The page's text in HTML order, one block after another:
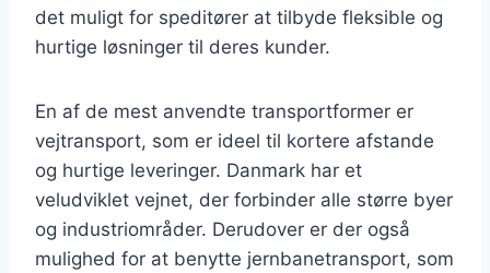
det muligt for speditører at tilbyde fleksible og
hurtige løsninger til deres kunder.
En af de mest anvendte transportformer er
vejtransport, som er ideel til kortere afstande
og hurtige leveringer. Danmark har et
veludviklet vejnet, der forbinder alle større byer
og industriområder. Derudover er der også
mulighed for at benytte jernbanetransport, som